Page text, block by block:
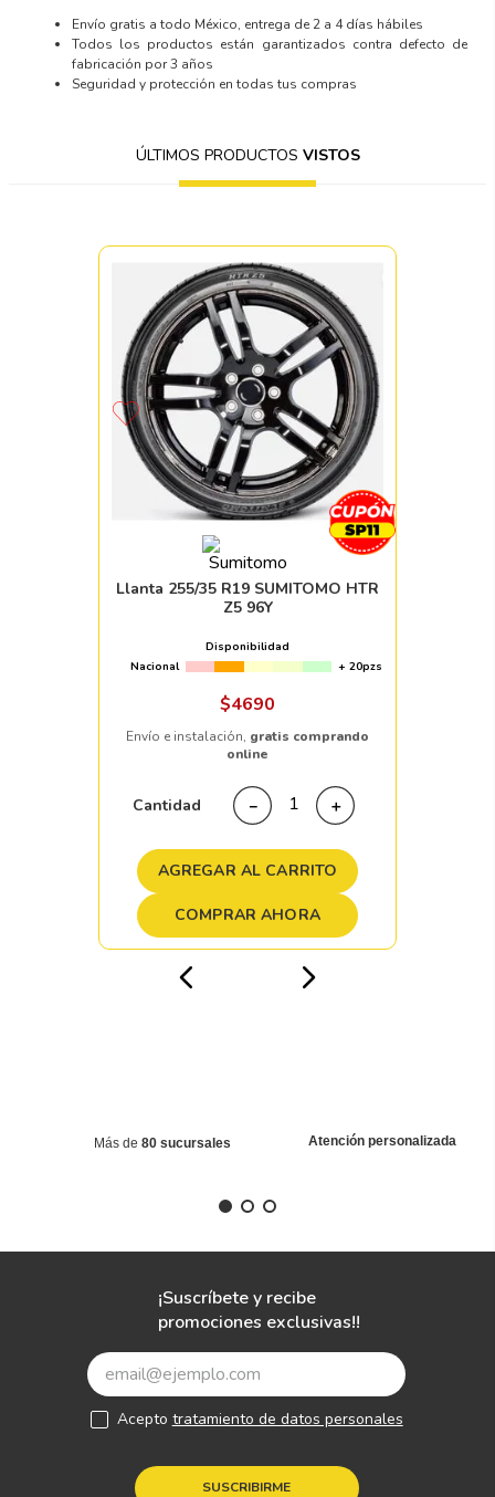
Envío gratis a todo México, entrega de 2 a 4 días hábiles
Todos los productos están garantizados contra defecto de
fabricación por 3 años
Seguridad y protección en todas tus compras
ÚLTIMOS PRODUCTOS VISTOS
Llanta 255/35 R19 SUMITOMO HTR
Z5 96Y
Disponibilidad
Nacional
+ 20pzs
$4690
Envío e instalación, gratis comprando
online
Cantidad ＋
－
AGREGAR AL CARRITO
COMPRAR AHORA
Más de 80 sucursales Atención personalizada
¡Suscríbete y recibe
promociones exclusivas!!
SUSCRIBIRME
Acepto tratamiento de datos personales